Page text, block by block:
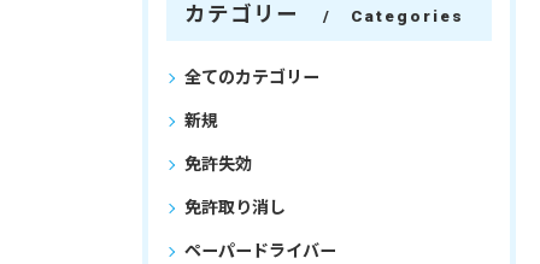
カテゴリー Categories
全てのカテゴリー
新規
免許失効
免許取り消し
ペーパードライバー